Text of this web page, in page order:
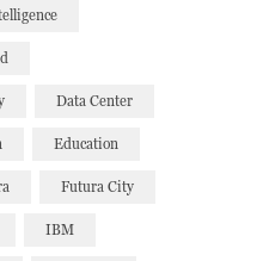
Data Center
Education
Futura City
IBM